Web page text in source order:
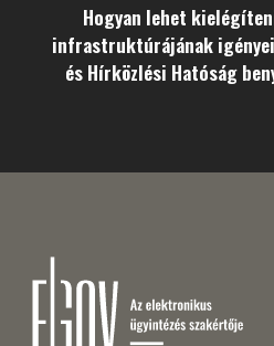
Hogyan lehet
infrastruktúrájának
és Hírközlési Hatóság